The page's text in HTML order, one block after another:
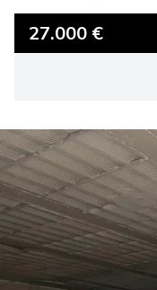
27.000 €